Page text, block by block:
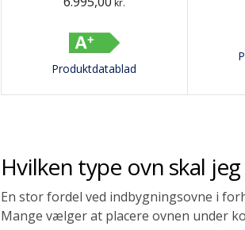
kr.
Produktdatablad
Hvilken type ovn skal
En stor fordel ved indbygningsovne i
Mange vælger at placere ovnen under